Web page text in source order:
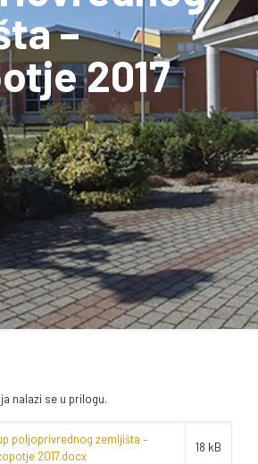
–
2017
nalazi se u prilogu.
poljoprivrednog zemljišta –
2017.docx
18 kB